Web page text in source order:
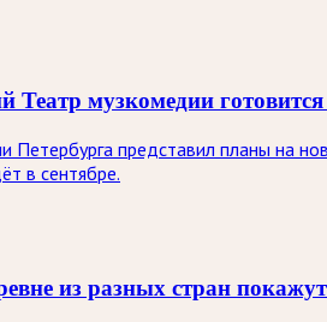
Театр музкомедии
Петербурга представил планы на
в сентябре.
из разных стран